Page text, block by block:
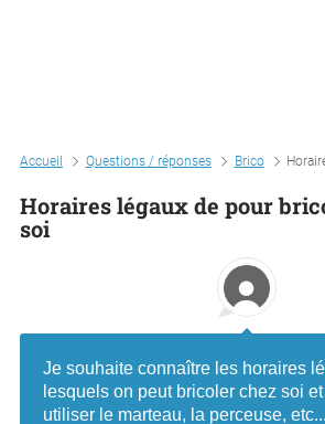
Accueil Questions / réponses Brico
Horaires légaux de pour
soi
Je souhaite connaître les horaires
lesquels on peut bricoler chez soi
utiliser le marteau, la perceuse,